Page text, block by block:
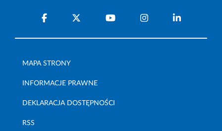
MAPA STRONY
INFORMACJE PRAWNE
DEKLARACJA DOSTĘPNOŚCI
RSS